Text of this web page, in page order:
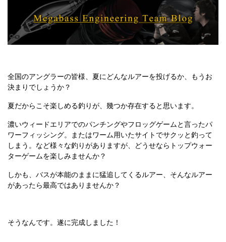
全国のアングラーの皆様、夏にどんなルアーを投げるか、もうお
決まりでしょうか？
夏だからこそ楽しめる釣りが、幾つか存在すると思います。
濃いウィードエリアでのパンチングやフロッグゲームと言ったパ
ワーフィッシング。またはワーム用いたサイトでサクッと釣って
しまう。など様々な釣りがありますが、どうせならトップウォー
ターゲームを楽しみませんか？
しかも、バスが本能のままに猛追してくるルアー、そんなルアー
があったら最高ではありませんか？
そうなんです。遂に完成しました！